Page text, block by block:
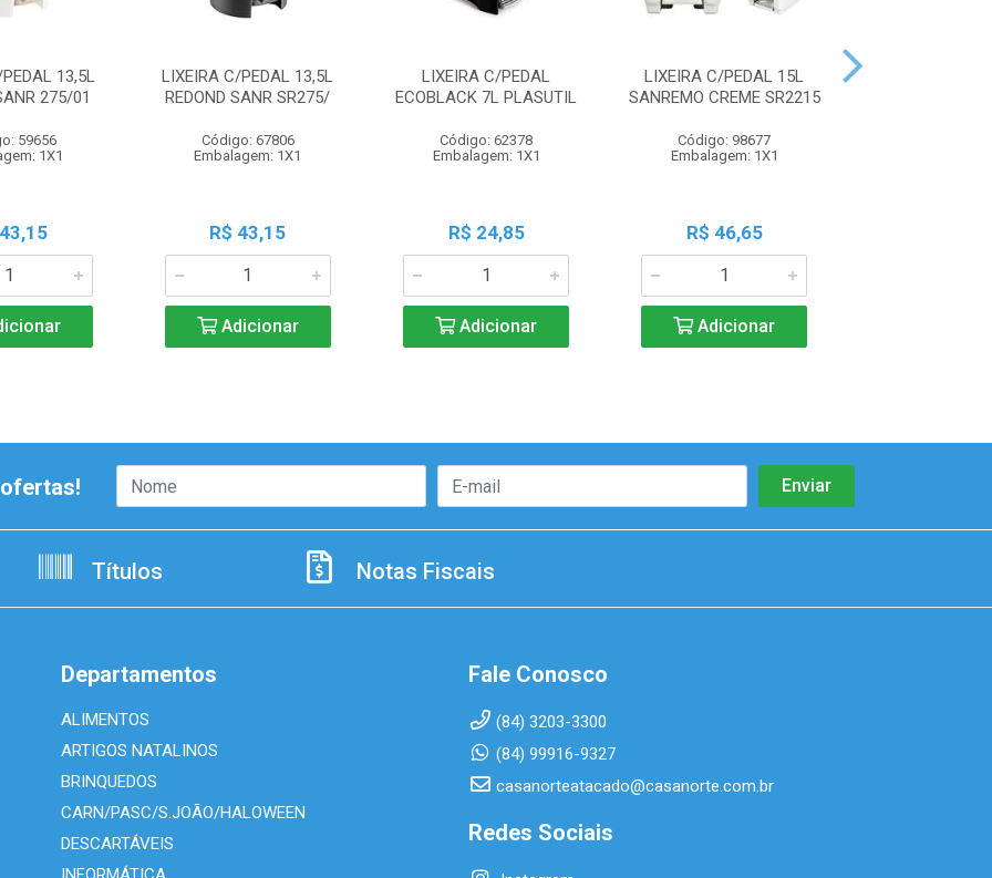
13,5L
275/01
59656
1X1
LIXEIRA C/PEDAL 13,5L
REDOND SANR SR275/
Código: 67806
Embalagem: 1X1
R$ 43,15
Adicionar
LIXEIRA C/PEDAL
ECOBLACK 7L PLASUTIL
Código: 62378
Embalagem: 1X1
R$ 24,85
Adicionar
LIXEIRA C/PEDAL 15L
SANREMO CREME SR2215
Código: 98677
Embalagem: 1X1
R$ 46,65
Adicionar
Títulos Notas Fiscais
Departamentos
ALIMENTOS
ARTIGOS NATALINOS
BRINQUEDOS
CARN/PASC/S.JOÃO/HALOWEEN
DESCARTÁVEIS
Fale Conosco
(84) 3203-3300
(84) 99916-9327
casanorteatacado@casanorte.com.br
Redes Sociais